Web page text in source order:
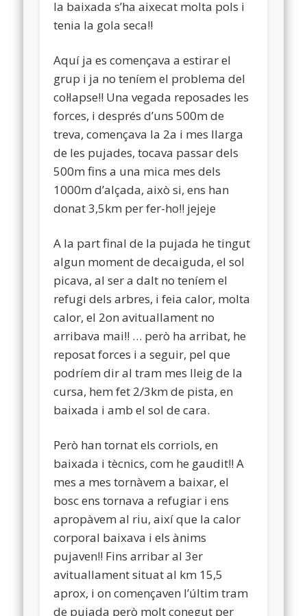
la baixada s’ha aixecat molta pols i
tenia la gola seca!!
Aquí ja es començava a estirar el
grup i ja no teníem el problema del
col·lapse!! Una vegada reposades les
forces, i després d’uns 500m de
treva, començava la 2a i mes llarga
de les pujades, tocava passar dels
500m fins a una mica mes dels
1000m d’alçada, això si, ens han
donat 3,5km per fer-ho!! jejeje
A la part final de la pujada he tingut
algun moment de decaiguda, el sol
picava, al ser a dalt no teníem el
refugi dels arbres, i feia calor, molta
calor, el 2on avituallament no
arribava mai!! … però ha arribat, he
reposat forces i a seguir, pel que
podríem dir al tram mes lleig de la
cursa, hem fet 2/3km de pista, en
baixada i amb el sol de cara.
Però han tornat els corriols, en
baixada i tècnics, com he gaudit!! A
mes a mes tornàvem a baixar, el
bosc ens tornava a refugiar i ens
apropàvem al riu, així que la calor
corporal baixava i els ànims
pujaven!! Fins arribar al 3er
avituallament situat al km 15,5
aprox, i on començaven l’últim tram
de pujada però molt conegut per